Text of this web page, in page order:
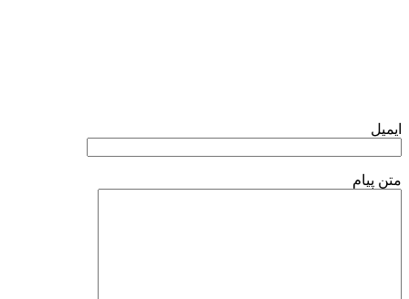
ایمیل
متن پیام